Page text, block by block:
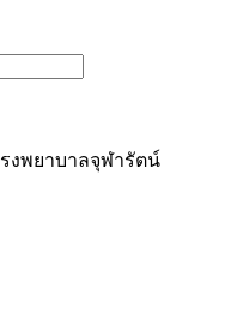
งพยาบาลจุฬารัตน์